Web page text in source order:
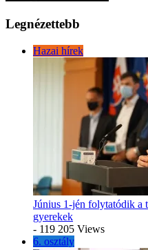
Legnézettebb
Hazai hírek
Június 1-jén folytatódik a
gyerekek
- 119 205 Views
6. osztály